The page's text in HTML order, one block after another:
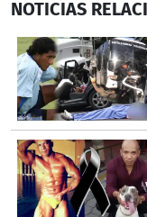
seconds
22
seconds
NOTICIAS